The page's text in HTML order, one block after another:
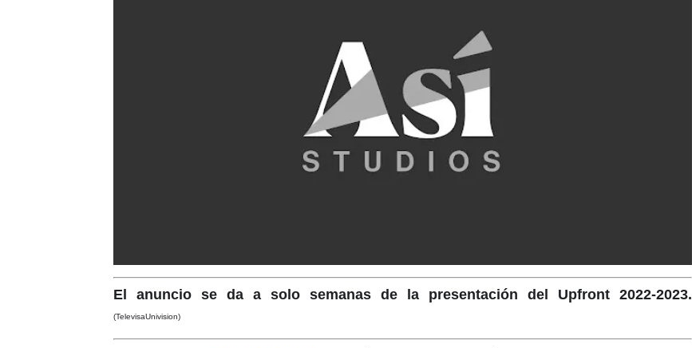
El anuncio se da a solo semanas de la presentación del Upfront 2022-2023.
(TelevisaUnivision)